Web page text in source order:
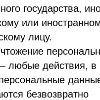
государства,
или
лицу.
любые действия, в
безвозвратно